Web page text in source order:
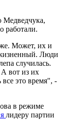
Медведчука,
работали.
Может, их и
Люди
случилась.
вот из их
это время", -
в режиме
лидеру партии